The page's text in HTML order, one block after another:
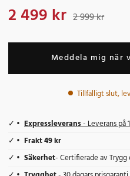
Nuvarande pris:
2 499 kr 2 999 kr
Meddela mig när
Tillfälligt slut,
Expressleverans- Leverans på
Frakt 49 kr
Säkerhet- Certifierade av Trygg